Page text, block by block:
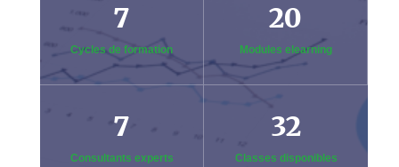
7
Cycles de formation
20
Modules elearning
7
Consultants experts
32
Classes disponibles